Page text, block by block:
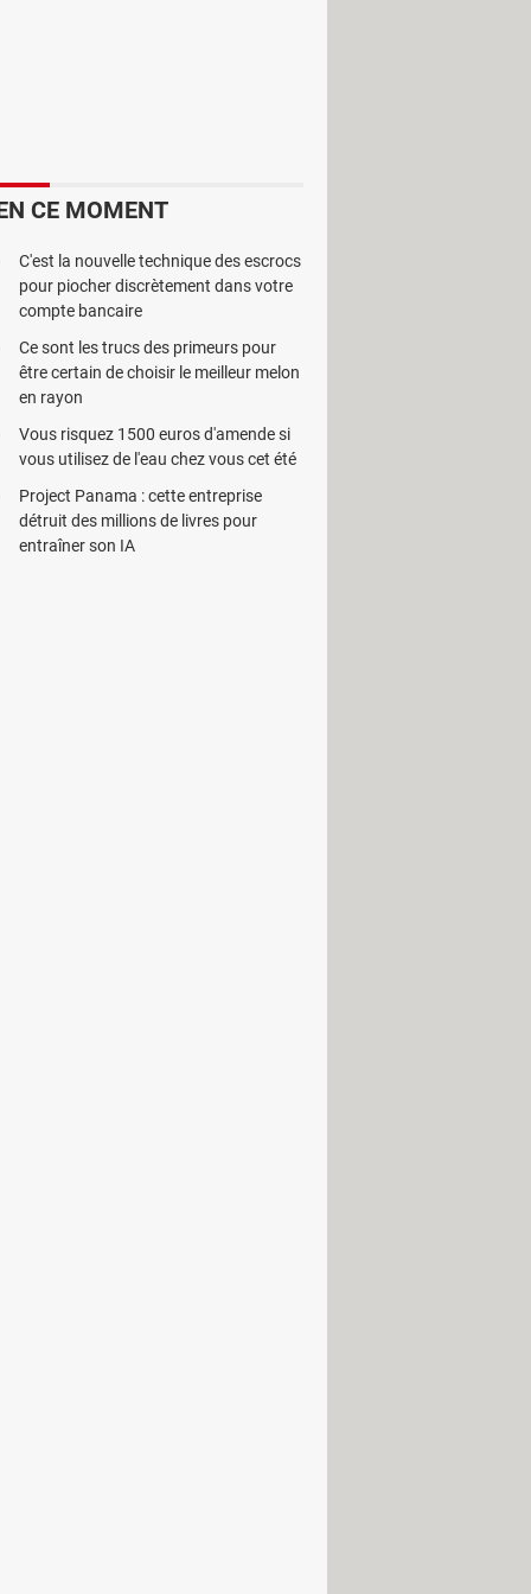
Android et iOS pour les
dernière librement et gratuitement
votre carte Vitale via
accessible à tous.
?
elle aussi accessible sur
en 2021, de dématérialiser leur
carte Vitale, même si cela est
bataille des derniers
suivantes :
CE MOMENT
C'est la nouvelle technique des escrocs
pour piocher discrètement dans votre
compte bancaire
Ce sont les trucs des primeurs pour
être certain de choisir le meilleur melon
en rayon
Vous risquez 1500 euros d'amende si
vous utilisez de l'eau chez vous cet été
Project Panama : cette entreprise
détruit des millions de livres pour
entraîner son IA